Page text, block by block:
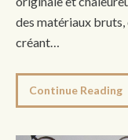
des matériaux
créant…
Continue Reading